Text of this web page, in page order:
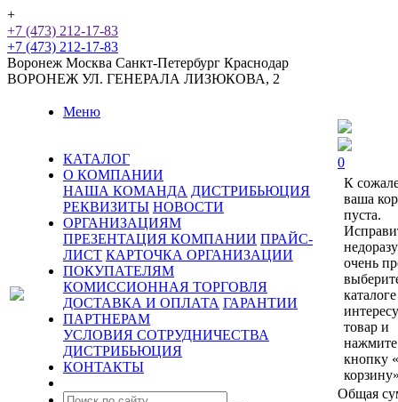
+
+7 (473) 212-17-83
+7 (473) 212-17-83
Воронеж Москва Санкт-Петербург Краснодар
ВОРОНЕЖ УЛ. ГЕНЕРАЛА ЛИЗЮКОВА, 2
Меню
КАТАЛОГ
О КОМПАНИИ
НАША КОМАНДА ДИСТРИБЬЮЦИЯ
РЕКВИЗИТЫ НОВОСТИ
ОРГАНИЗАЦИЯМ
ПРЕЗЕНТАЦИЯ КОМПАНИИ ПРАЙС-
ЛИСТ КАРТОЧКА ОРГАНИЗАЦИИ
ПОКУПАТЕЛЯМ
КОМИССИОННАЯ ТОРГОВЛЯ
ДОСТАВКА И ОПЛАТА ГАРАНТИИ
ПАРТНЕРАМ
УСЛОВИЯ СОТРУДНИЧЕСТВА
ДИСТРИБЬЮЦИЯ
КОНТАКТЫ
0
К
ваша
пуста.
очень
каталоге
товар и
нажмите
кнопку
Общая